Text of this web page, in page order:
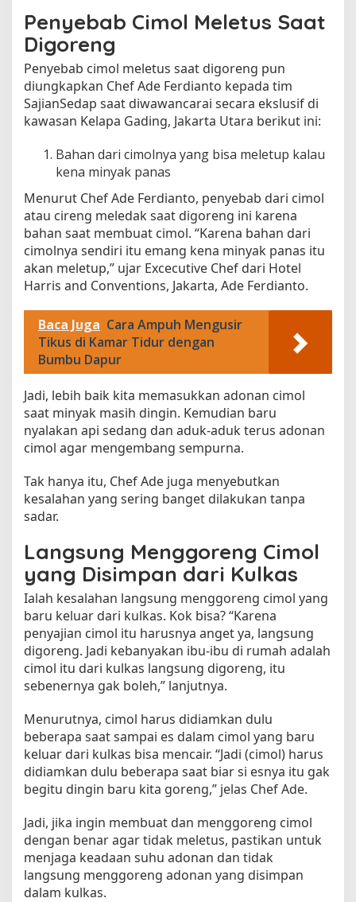
e
Penyebab Cimol Meletus Saat
Digoreng
Penyebab cimol meletus saat digoreng pun
diungkapkan Chef Ade Ferdianto kepada tim
SajianSedap saat diwawancarai secara ekslusif di
kawasan Kelapa Gading, Jakarta Utara berikut ini:
Bahan dari cimolnya yang bisa meletup kalau
kena minyak panas
Menurut Chef Ade Ferdianto, penyebab dari cimol
atau cireng meledak saat digoreng ini karena
bahan saat membuat cimol. “Karena bahan dari
cimolnya sendiri itu emang kena minyak panas itu
akan meletup,” ujar Excecutive Chef dari Hotel
Harris and Conventions, Jakarta, Ade Ferdianto.
Baca Juga Cara Ampuh Mengusir
Tikus di Kamar Tidur dengan
Bumbu Dapur
Jadi, lebih baik kita memasukkan adonan cimol
saat minyak masih dingin. Kemudian baru
nyalakan api sedang dan aduk-aduk terus adonan
cimol agar mengembang sempurna.
Tak hanya itu, Chef Ade juga menyebutkan
kesalahan yang sering banget dilakukan tanpa
sadar.
Langsung Menggoreng Cimol
yang Disimpan dari Kulkas
Ialah kesalahan langsung menggoreng cimol yang
baru keluar dari kulkas. Kok bisa? “Karena
penyajian cimol itu harusnya anget ya, langsung
digoreng. Jadi kebanyakan ibu-ibu di rumah adalah
cimol itu dari kulkas langsung digoreng, itu
sebenernya gak boleh,” lanjutnya.
Menurutnya, cimol harus didiamkan dulu
beberapa saat sampai es dalam cimol yang baru
keluar dari kulkas bisa mencair. “Jadi (cimol) harus
didiamkan dulu beberapa saat biar si esnya itu gak
begitu dingin baru kita goreng,” jelas Chef Ade.
Jadi, jika ingin membuat dan menggoreng cimol
dengan benar agar tidak meletus, pastikan untuk
menjaga keadaan suhu adonan dan tidak
langsung menggoreng adonan yang disimpan
dalam kulkas.